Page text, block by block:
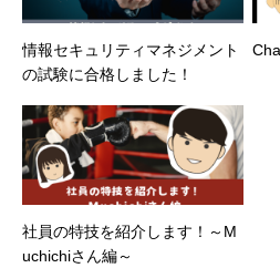
情報セキュリティマネジメント
の試験に合格しました！
社員の特技を紹介します！～M
uchichiさん編～